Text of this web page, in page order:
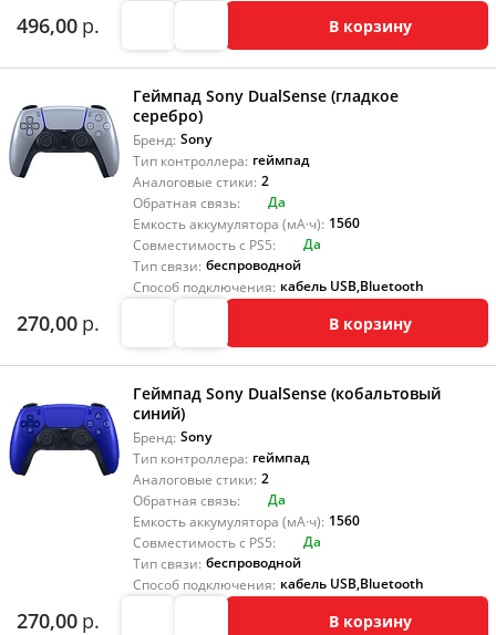
496,00 р. В корзину
Геймпад Sony DualSense (гладкое
серебро)
Бренд: Sony
Тип контроллера: геймпад
Аналоговые стики: 2
Обратная связь:
Да
Емкость аккумулятора (мА·ч): 1560
Совместимость с PS5:
Да
Тип связи: беспроводной
Способ подключения: кабель USB,Bluetooth
270,00 р. В корзину
Геймпад Sony DualSense (кобальтовый
синий)
Бренд: Sony
Тип контроллера: геймпад
Аналоговые стики: 2
Обратная связь:
Да
Емкость аккумулятора (мА·ч): 1560
Совместимость с PS5:
Да
Тип связи: беспроводной
Способ подключения: кабель USB,Bluetooth
270,00 р. В корзину